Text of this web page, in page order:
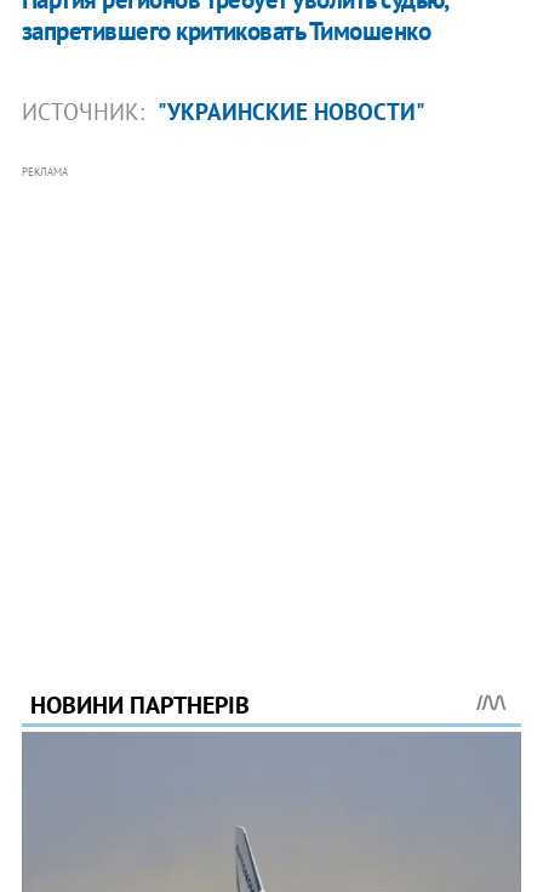
запретившего критиковать Тимошенко
ИСТОЧНИК: "УКРАИНСКИЕ НОВОСТИ"
РЕКЛАМА